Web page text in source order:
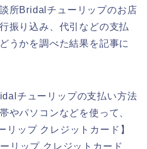
所Bridalチューリップのお店
振り込み、代引などの支払
うかを調べた結果を記事に
チューリップの支払い方法
やパソコンなどを使って、
リップ クレジットカード】
リップ クレジットカード